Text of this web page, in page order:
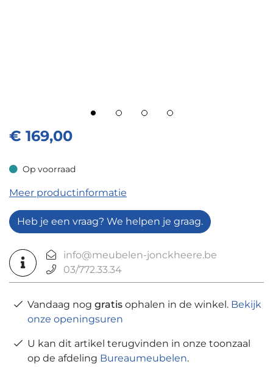
€ 169,00
Op voorraad
Op voorraad
Meer productinformatie
Heb je een vraag? We helpen je graag.
info@meubelen-jonckheere.be
03/772.33.34
Vandaag nog gratis ophalen in de winkel. Bekijk
onze openingsuren
U kan dit artikel terugvinden in onze toonzaal
op de afdeling Bureaumeubelen.